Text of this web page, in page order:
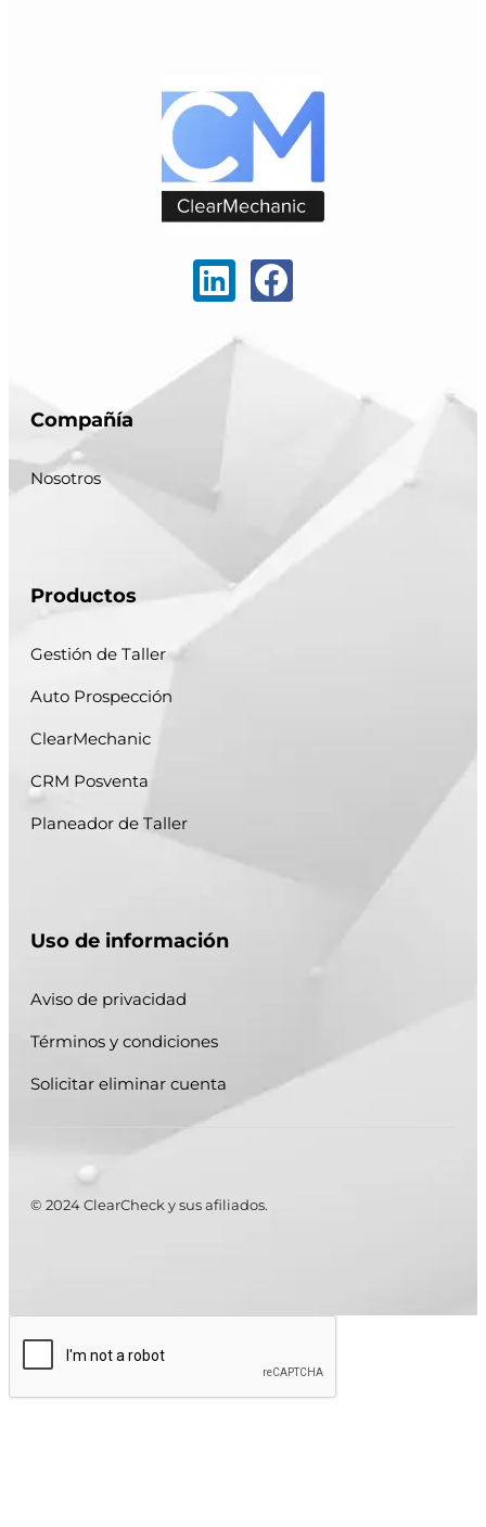
Compañía
Nosotros
Productos
Gestión de Taller
Auto Prospección
ClearMechanic
CRM Posventa
Planeador de Taller
Uso de información
Aviso de privacidad
Términos y condiciones
Solicitar eliminar cuenta
© 2024 ClearCheck y sus afiliados.